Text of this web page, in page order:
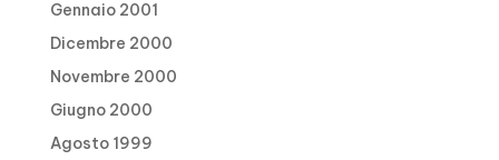
Gennaio 2001
Dicembre 2000
Novembre 2000
Giugno 2000
Agosto 1999